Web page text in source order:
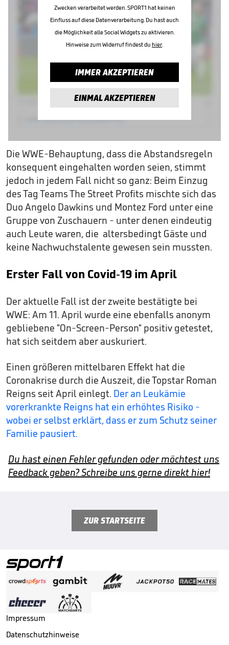
Zwecken verarbeitet werden. SPORT1 hat keinen
Einfluss auf diese Datenverarbeitung. Du hast auch
die Möglichkeit alle Social Widgets zu aktivieren.
Hinweise zum Widerruf findest du hier.
IMMER AKZEPTIEREN
EINMAL AKZEPTIEREN
Die WWE-Behauptung, dass die Abstandsregeln
konsequent eingehalten worden seien, stimmt
jedoch in jedem Fall nicht so ganz: Beim Einzug
des Tag Teams The Street Profits mischte sich das
Duo Angelo Dawkins und Montez Ford unter eine
Gruppe von Zuschauern - unter denen eindeutig
auch Leute waren, die altersbedingt Gäste und
keine Nachwuchstalente gewesen sein mussten.
Erster Fall von Covid-19 im April
Der aktuelle Fall ist der zweite bestätigte bei
WWE: Am 11. April wurde eine ebenfalls anonym
gebliebene "On-Screen-Person" positiv getestet,
hat sich seitdem aber auskuriert.
Einen größeren mittelbaren Effekt hat die
Coronakrise durch die Auszeit, die Topstar Roman
Reigns seit April einlegt. Der an Leukämie
vorerkrankte Reigns hat ein erhöhtes Risiko -
wobei er selbst erklärt, dass er zum Schutz seiner
Familie pausiert.
Du hast einen Fehler gefunden oder möchtest uns
Feedback geben? Schreibe uns gerne direkt hier!
ZUR STARTSEITE
Impressum
Datenschutzhinweise